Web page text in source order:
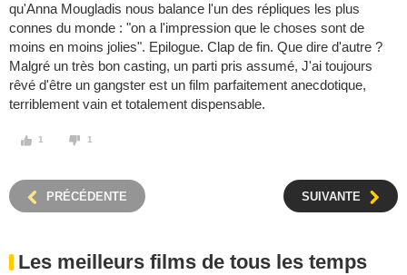
qu'Anna Mougladis nous balance l'un des répliques les plus
connes du monde : "on a l'impression que le choses sont de
moins en moins jolies". Epilogue. Clap de fin. Que dire d'autre ?
Malgré un très bon casting, un parti pris assumé, J'ai toujours
rêvé d'être un gangster est un film parfaitement anecdotique,
terriblement vain et totalement dispensable.
1 1
PRÉCÉDENTE SUIVANTE
Les meilleurs films de tous les temps